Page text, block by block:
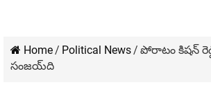
Home/ Political News/ పోరాటం కిష‌న్
సంజ‌య్‌ది